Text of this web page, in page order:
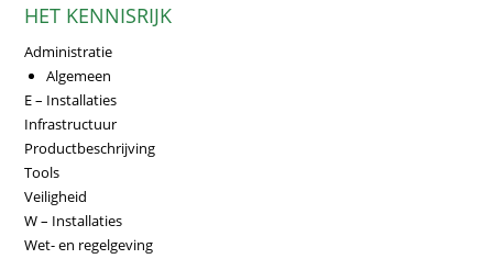
HET KENNISRIJK
Administratie
Algemeen
E – Installaties
Infrastructuur
Productbeschrijving
Tools
Veiligheid
W – Installaties
Wet- en regelgeving